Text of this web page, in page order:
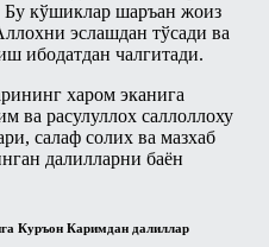
кўшиклар шаръан жоиз
эслашдан тўсади ва
ибодатдан чалгитади.
харом эканига
ва расулуллох саллоллоху
салаф солих ва мазхаб
далилларни баён
Куръон Каримдан далиллар